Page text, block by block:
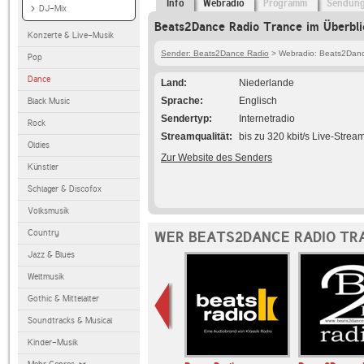
DJ-Mix
Konzerte & Live-Musik
Pop
Dance
Black Music
Rock
Oldies
Künstler
Schlager & Discofox
Volksmusik
Country
Jazz & Blues
Weltmusik
Gothic & Mittelalter
Soundtracks & Musical
Kinder-Musik
Info Webradio Programm
Beats2Dance Radio Trance im
Sender: Beats2Dance Radio > Webradio:
Land
Niederlande
Sprache
Englisch
Sendertyp
Internetradio
Streamqualität
bis zu 320 kbit/s Live-
Zur Website des Senders
WER BEATS2DANCE RADIO